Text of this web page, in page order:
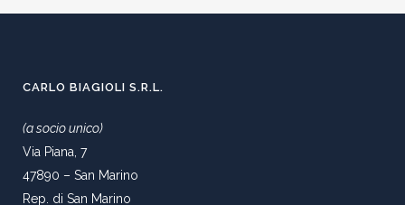
CARLO BIAGIOLI S.R.L.
(a socio unico)
Via Piana, 7
47890 – San Marino
Rep. di San Marino